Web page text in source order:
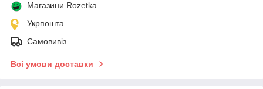
Магазини Rozetka
Укрпошта
Самовивіз
Всі умови доставки